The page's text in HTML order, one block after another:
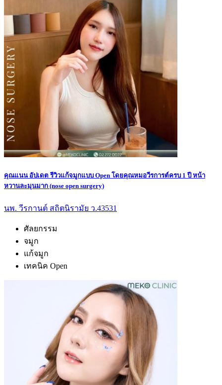
คุณแนน อัปเดต รีวิวแก้จมูกแบบ Open โดยคุณหมอวีรการต์ครบ 1 ปี หน้า
หวานละมุนมาก (nose open surgery)
นพ. วีรกานต์ สถิตนิรามัย ว.43531
ศัลยกรรม
จมูก
แก้จมูก
เทคนิค Open